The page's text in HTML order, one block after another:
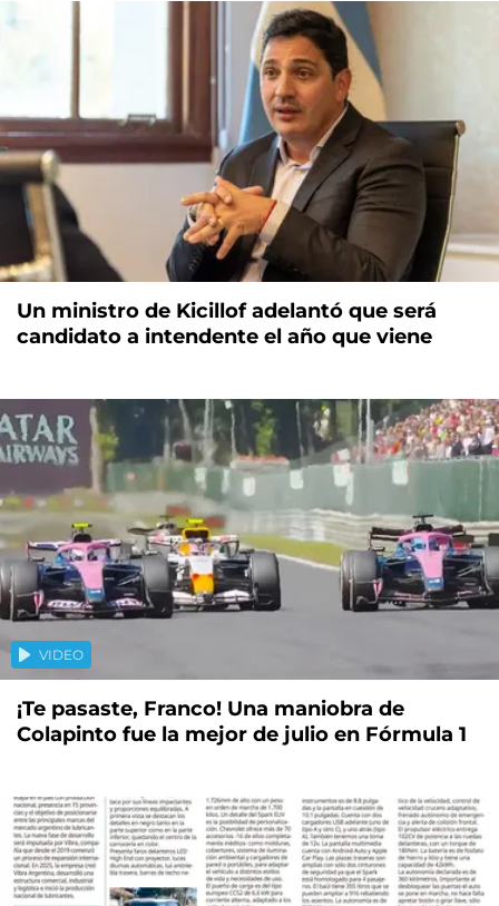
Un ministro de Kicillof adelantó que será
candidato a intendente el año que viene
VIDEO
¡Te pasaste, Franco! Una maniobra de
Colapinto fue la mejor de julio en Fórmula 1